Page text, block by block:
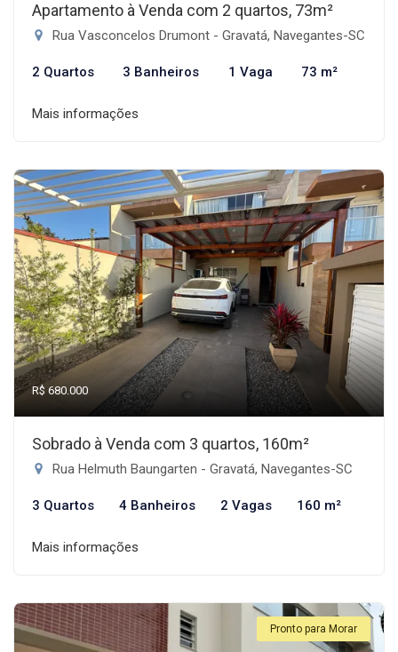
Apartamento à Venda com 2 quartos, 73m²
Rua Vasconcelos Drumont - Gravatá, Navegantes-SC
2 Quartos 3 Banheiros 1 Vaga 73 m²
Mais informações
R$ 680.000
Sobrado à Venda com 3 quartos, 160m²
Rua Helmuth Baungarten - Gravatá, Navegantes-SC
3 Quartos 4 Banheiros 2 Vagas 160 m²
Mais informações
Pronto para Morar